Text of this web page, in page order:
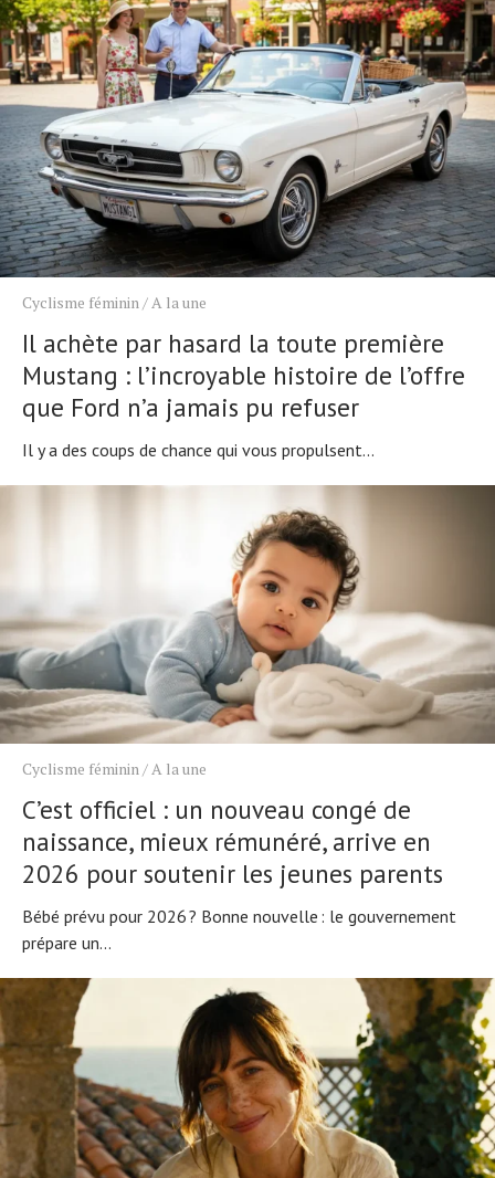
Cyclisme féminin / A la une
Il achète par hasard la toute première
Mustang : l’incroyable histoire de l’offre
que Ford n’a jamais pu refuser
Il y a des coups de chance qui vous propulsent...
Cyclisme féminin/A la une
C’est officiel : un nouveau congé de
naissance, mieux rémunéré, arrive en
2026 pour soutenir les jeunes parents
Bébé prévu pour 2026 ? Bonne nouvelle : le gouvernement
prépare un...
Actualités
Technologies
Tests de produits
Conseils
Tendances
Tous nos articles
À propos